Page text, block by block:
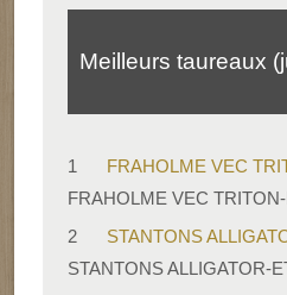
Meilleurs taureaux
1
FRAHOLME VEC
FRAHOLME VEC
2
STANTONS
STANTONS ALLIGATOR-